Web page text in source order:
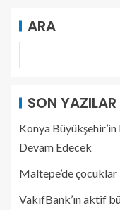
ARA
SON YAZILAR
Konya
Devam Edecek
Maltepe’de
VakıfBank’ın aktif